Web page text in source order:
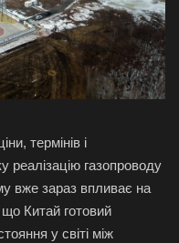
термінів і
реалізацію газопроводу
вже зараз впливає на
Китай готовий
у світі між